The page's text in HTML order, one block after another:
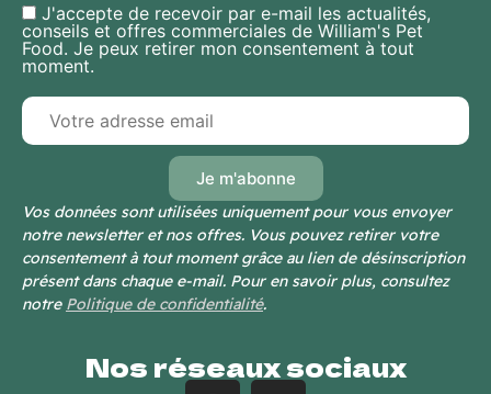
J'accepte de recevoir par e-mail les actualités,
conseils et offres commerciales de William's Pet
Food. Je peux retirer mon consentement à tout
moment.
Vos données sont utilisées uniquement pour vous envoyer
notre newsletter et nos offres. Vous pouvez retirer votre
consentement à tout moment grâce au lien de désinscription
présent dans chaque e-mail. Pour en savoir plus, consultez
notre Politique de confidentialité.
Nos réseaux sociaux